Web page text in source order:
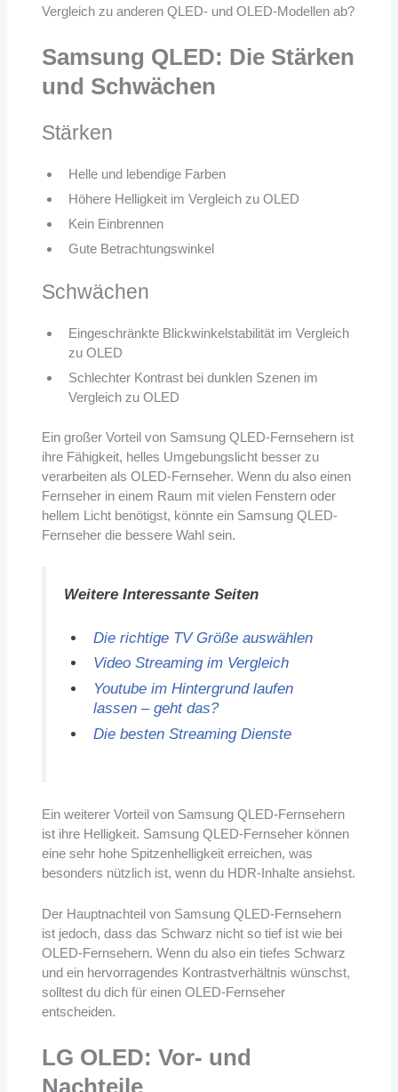
Vergleich zu anderen QLED- und OLED-Modellen ab?
Samsung QLED: Die Stärken
und Schwächen
Stärken
Helle und lebendige Farben
Höhere Helligkeit im Vergleich zu OLED
Kein Einbrennen
Gute Betrachtungswinkel
Schwächen
Eingeschränkte Blickwinkelstabilität im Vergleich
zu OLED
Schlechter Kontrast bei dunklen Szenen im
Vergleich zu OLED
Ein großer Vorteil von Samsung QLED-Fernsehern ist
ihre Fähigkeit, helles Umgebungslicht besser zu
verarbeiten als OLED-Fernseher. Wenn du also einen
Fernseher in einem Raum mit vielen Fenstern oder
hellem Licht benötigst, könnte ein Samsung QLED-
Fernseher die bessere Wahl sein.
Weitere Interessante Seiten
Die richtige TV Größe auswählen
Video Streaming im Vergleich
Youtube im Hintergrund laufen
lassen – geht das?
Die besten Streaming Dienste
Ein weiterer Vorteil von Samsung QLED-Fernsehern
ist ihre Helligkeit. Samsung QLED-Fernseher können
eine sehr hohe Spitzenhelligkeit erreichen, was
besonders nützlich ist, wenn du HDR-Inhalte ansiehst.
Der Hauptnachteil von Samsung QLED-Fernsehern
ist jedoch, dass das Schwarz nicht so tief ist wie bei
OLED-Fernsehern. Wenn du also ein tiefes Schwarz
und ein hervorragendes Kontrastverhältnis wünschst,
solltest du dich für einen OLED-Fernseher
entscheiden.
LG OLED: Vor- und
Nachteile